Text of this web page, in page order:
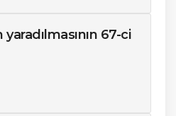
yaradılmasının 67-ci